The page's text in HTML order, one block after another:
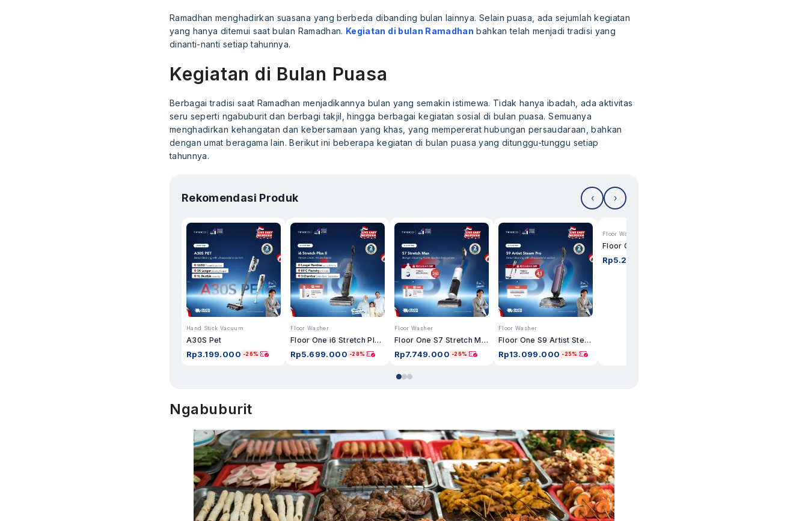
Ramadhan menghadirkan suasana yang berbeda dibanding bulan lainnya. Selain puasa, ada sejumlah kegiatan
yang hanya ditemui saat bulan Ramadhan. Kegiatan di bulan Ramadhan bahkan telah menjadi tradisi yang
dinanti-nanti setiap tahunnya.
Kegiatan di Bulan Puasa
Berbagai tradisi saat Ramadhan menjadikannya bulan yang semakin istimewa. Tidak hanya ibadah, ada aktivitas
seru seperti ngabuburit dan berbagi takjil, hingga berbagai kegiatan sosial di bulan puasa. Semuanya
menghadirkan kehangatan dan kebersamaan yang khas, yang mempererat hubungan persaudaraan, bahkan
dengan umat beragama lain. Berikut ini beberapa kegiatan di bulan puasa yang ditunggu-tunggu setiap
tahunnya.
Rekomendasi Produk ‹ ›
Hand Stick Vacuum
A30S Pet
Rp3.199.000 -26%
Floor Washer
Floor One i6 Stretch Plus II
Rp5.699.000 -28%
Floor Washer
Floor One S7 Stretch Max
Rp7.749.000 -26%
Floor Washer
Floor One S9 Artist Steam Pro
Rp13.099.000 -25%
Floor Washer
Rp5.259.000
Ngabuburit